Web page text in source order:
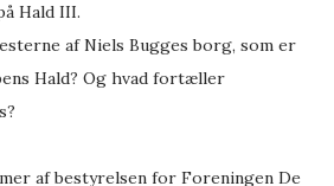
Hald III.
af Niels Bugges borg, som er
Hald? Og hvad fortæller
af bestyrelsen for Foreningen De